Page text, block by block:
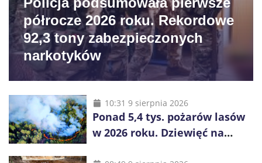
półrocze 2026 roku. Rekordowe
92,3 tony zabezpieczonych
narkotyków
10:31 9 sierpnia 2026
Ponad 5,4 tys. pożarów lasów
w 2026 roku. Dziewięć na